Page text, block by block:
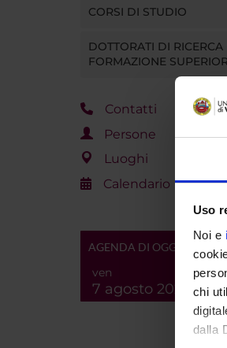
Uso
Noi e
chi
dalla
CORSI DI STUDIO
DOTTORATI DI RICERCA
FORMAZIONE
Contatti
Persone
Luoghi
Calendario
AGENDA DI OGGI
ven
7 agosto 2026